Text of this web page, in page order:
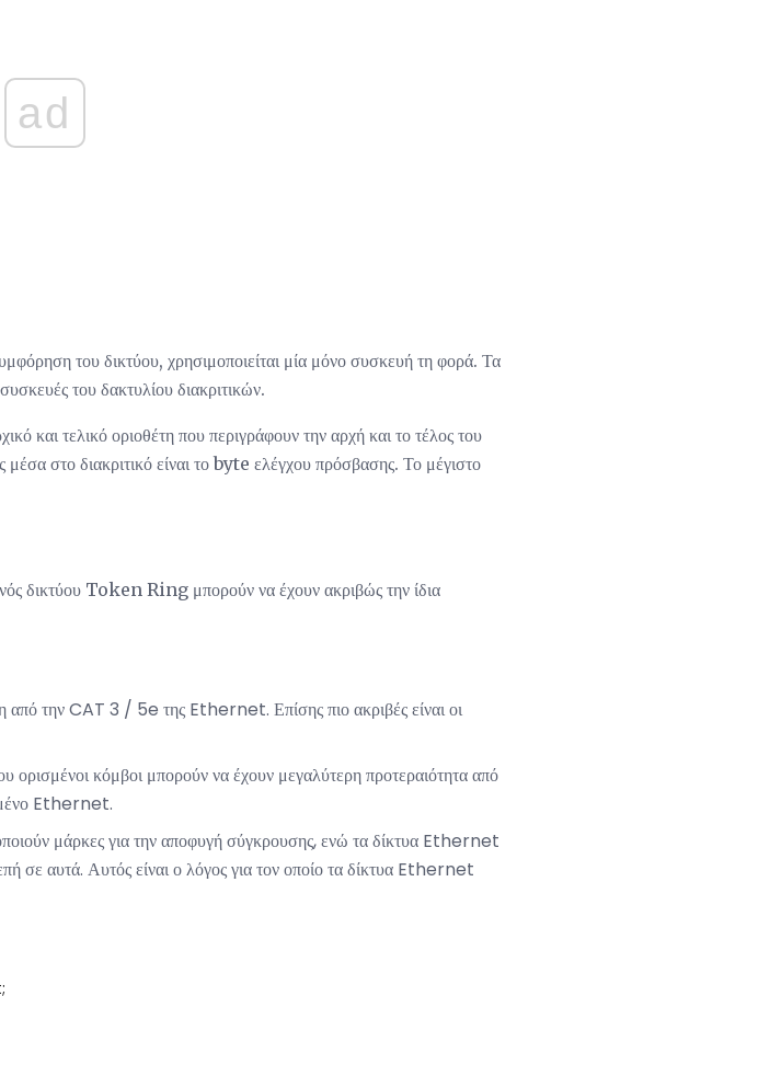
ad
του δικτύου, χρησιμοποιείται μία μόνο συσκευή τη φορά. Τα
του δακτυλίου διακριτικών.
και τελικό οριοθέτη που περιγράφουν την αρχή και το τέλος του
στο διακριτικό είναι το byte ελέγχου πρόσβασης. Το μέγιστο
δικτύου Token Ring μπορούν να έχουν ακριβώς την ίδια
την CAT 3 / 5e της Ethernet. Επίσης πιο ακριβές είναι οι
κόμβοι μπορούν να έχουν μεγαλύτερη προτεραιότητα από
Ethernet.
μάρκες για την αποφυγή σύγκρουσης, ενώ τα δίκτυα Ethernet
σε αυτά. Αυτός είναι ο λόγος για τον οποίο τα δίκτυα Ethernet